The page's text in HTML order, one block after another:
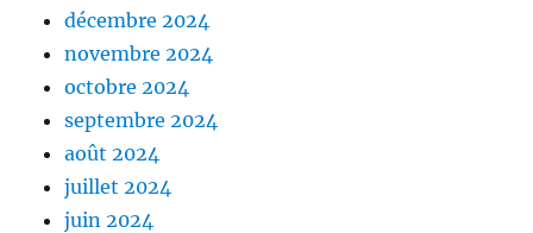
décembre 2024
novembre 2024
octobre 2024
septembre 2024
août 2024
juillet 2024
juin 2024